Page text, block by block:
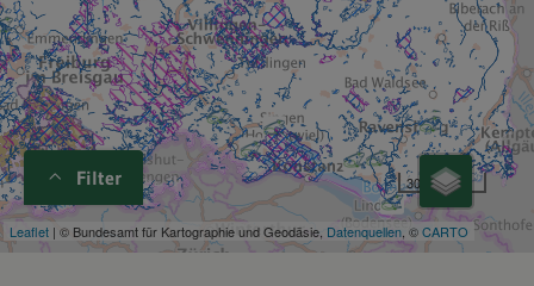
Filter